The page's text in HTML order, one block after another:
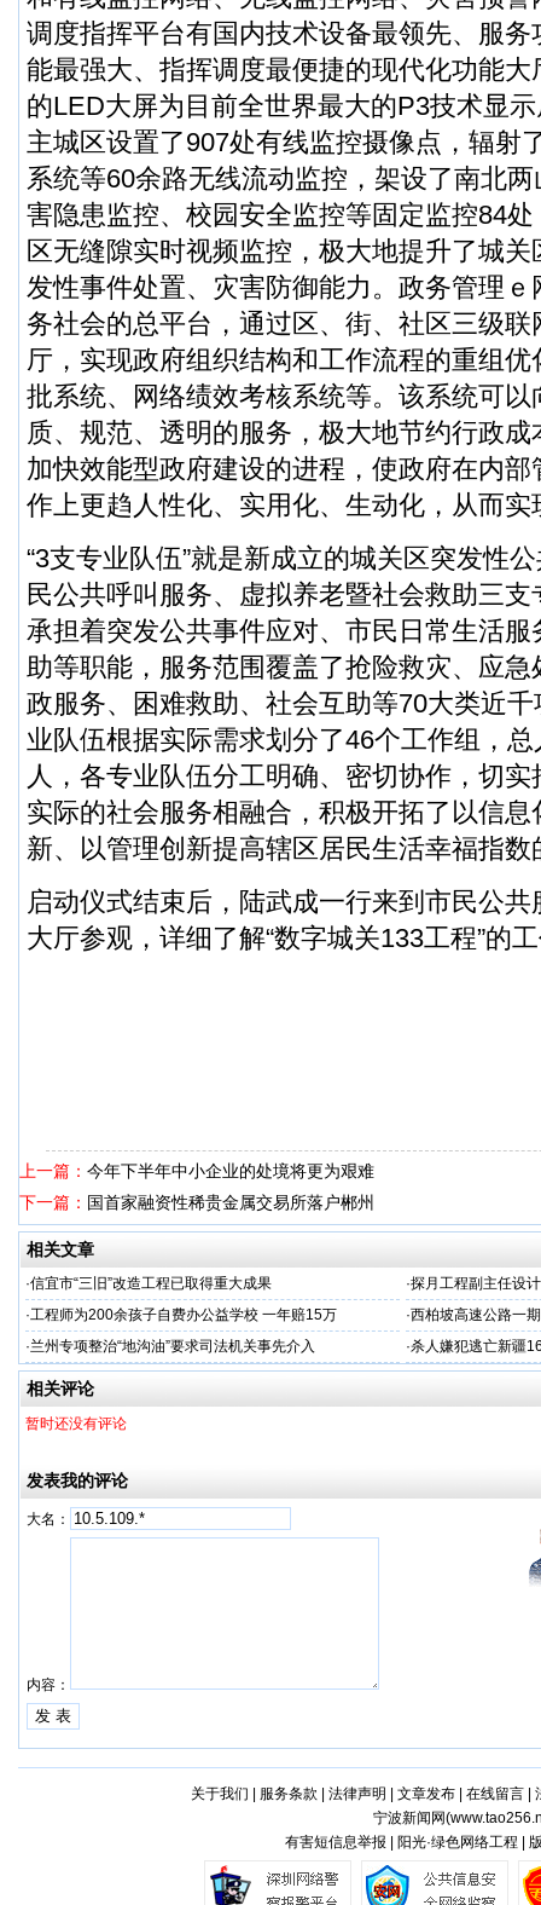
调度指挥平台有国内技术设备最领先、服
能最强大、指挥调度最便捷的现代化功能
的LED大屏为目前全世界最大的P3技术显
主城区设置了907处有线监控摄像点，辐射
系统等60余路无线流动监控，架设了南北
害隐患监控、校园安全监控等固定监控84
区无缝隙实时视频监控，极大地提升了城
发性事件处置、灾害防御能力。政务管理
务社会的总平台，通过区、街、社区三级
厅，实现政府组织结构和工作流程的重组
批系统、网络绩效考核系统等。该系统可
质、规范、透明的服务，极大地节约行政
加快效能型政府建设的进程，使政府在内
作上更趋人性化、实用化、生动化，从而
“3支专业队伍”就是新成立的城关区突发性
民公共呼叫服务、虚拟养老暨社会救助三
承担着突发公共事件应对、市民日常生活
助等职能，服务范围覆盖了抢险救灾、应
政服务、困难救助、社会互助等70大类近
业队伍根据实际需求划分了46个工作组，
人，各专业队伍分工明确、密切协作，切
实际的社会服务相融合，积极开拓了以信
新、以管理创新提高辖区居民生活幸福指数
启动仪式结束后，陆武成一行来到市民公
大厅参观，详细了解“数字城关133工程”的
上一篇： 今年下半年中小企业的处境将更为艰难
下一篇： 国首家融资性稀贵金属交易所落户郴州
相关文章
·信宜市“三旧”改造工程已取得重大成果 ·探月工程副主任设
·工程师为200余孩子自费办公益学校 一年赔15万 ·西柏坡高速公路一
·兰州专项整治“地沟油”要求司法机关事先介入 ·杀人嫌犯逃亡新疆
相关评论
暂时还没有评论
发表我的评论
大名：
内容：
关于我们 服务条款 法律声明 文章发布| 在线留言|
宁波新闻网(
有害短信息举报 | 阳光·绿色网络工程 |